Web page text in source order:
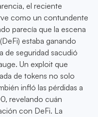
el reciente
como un contundente
parecía que la escena
estaba ganando
de seguridad sacudió
Un exploit que
de tokens no solo
infló las pérdidas a
revelando cuán
con DeFi. La